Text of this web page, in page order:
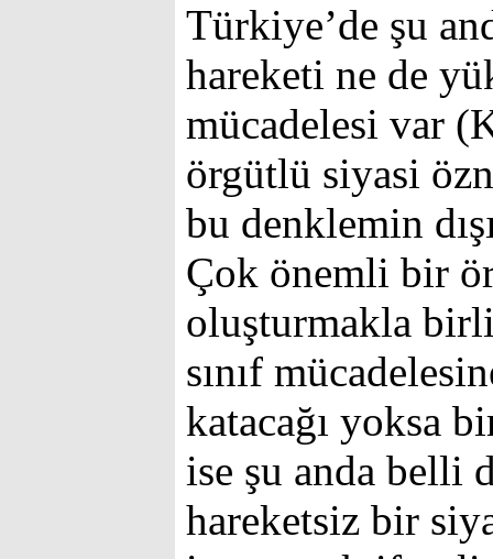
Türkiye’de şu
hareketi ne de
mücadelesi var
örgütlü siyasi
bu denklemin
Çok önemli bir
oluşturmakla
sınıf
katacağı yoksa
ise şu anda belli
hareketsiz bir